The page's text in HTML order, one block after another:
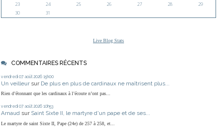
23
24 25 26 27 28
29
30
31
Live Blog Stats
COMMENTAIRES RÉCENTS
vendredi 07 août 2026 15h00
Un veilleur sur De plus en plus de cardinaux ne maîtrisent plus...
Rien d’étonnant que les cardinaux à l’écoute n’ont pas...
vendredi 07 août 2026 10h53
Arnaud sur Saint Sixte II, le martyre d'un pape et de ses...
Le martyre de saint Sixte II, Pape (24e) de 257 à 258, et...